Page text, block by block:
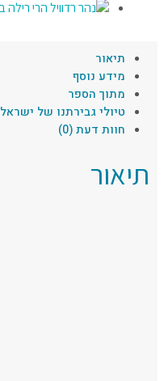
תיאור
מידע נוסף
מתוך הספר
טיולי גבירתנו של ישראל
חוות דעת (0)
תיאור